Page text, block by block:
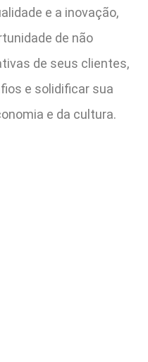
e a inovação,
de não
de seus clientes,
e solidificar sua
e da cultura.